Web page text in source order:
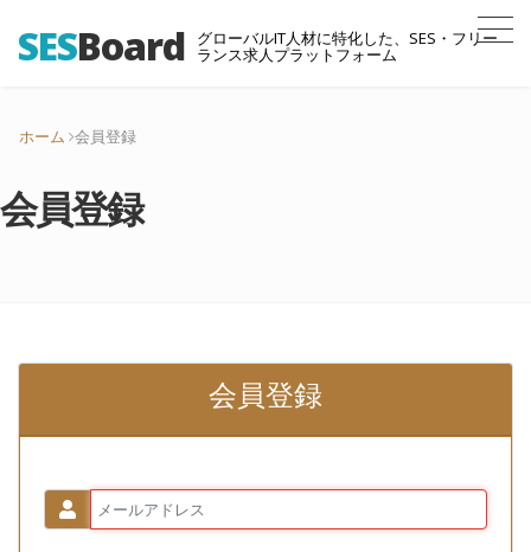
SESBoard グローバルIT人材に特化した、SES・フリー
ランス求人プラットフォーム
ホーム 会員登録
会員登録
会員登録